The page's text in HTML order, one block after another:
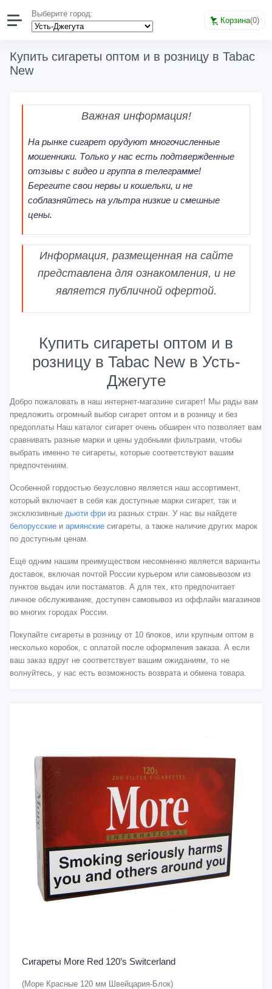
Выберите город:
Корзина(0)
Купить сигареты оптом и в розницу в Tabac
New
Важная информация!
На рынке сигарет орудуют многочисленные
мошенники. Только у нас есть подтвержденные
отзывы с видео и группа в телеграмме!
Берегите свои нервы и кошельки, и не
соблазняйтесь на ультра низкие и смешные
цены.
Информация, размещенная на сайте
представлена для ознакомления, и не
является публичной офертой.
Купить сигареты оптом и в
розницу в Tabac New в Усть-
Джегуте
Добро пожаловать в наш интернет-магазине сигарет! Мы рады вам
предложить огромный выбор сигарет оптом и в розницу и без
предоплаты Наш каталог сигарет очень обширен что позволяет вам
сравнивать разные марки и цены удобными фильтрами, чтобы
выбрать именно те сигареты, которые соответствуют вашим
предпочтениям.
Особенной гордостью безусловно является наш ассортимент,
который включает в себя как доступные марки сигарет, так и
эксклюзивные дьюти фри из разных стран. У нас вы найдете
белорусские и армянские сигареты, а также наличие других марок
по доступным ценам.
Ещё одним нашим преимуществом несомненно является варианты
доставок, включая почтой России курьером или самовывозом из
пунктов выдач или постаматов. А для тех, кто предпочитает
личное обслуживание, доступен самовывоз из оффлайн магазинов
во многих городах России.
Покупайте сигареты в розницу от 10 блоков, или крупным оптом в
несколько коробок, с оплатой после оформления заказа. А если
ваш заказ вдруг не соответствует вашим ожиданиям, то не
волнуйтесь, у нас есть возможность возврата и обмена товара.
Сигареты More Red 120’s Switcerland
(Море Красные 120 мм Швейцария-Блок)